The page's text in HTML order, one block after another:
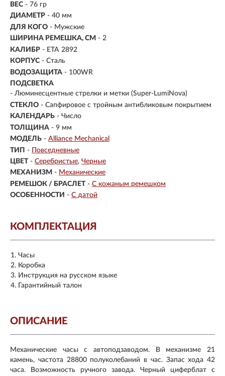
ВЕС - 76 гр
ДИАМЕТР - 40 мм
ДЛЯ КОГО - Мужские
ШИРИНА РЕМЕШКА, СМ - 2
КАЛИБР - ETA 2892
КОРПУС - Сталь
ВОДОЗАЩИТА - 100WR
ПОДСВЕТКА
- Люминесцентные стрелки и метки (Super-LumiNova)
СТЕКЛО - Сапфировое с тройным антибликовым покрытием
КАЛЕНДАРЬ - Число
ТОЛЩИНА - 9 мм
МОДЕЛЬ - Alliance Mechanical
ТИП - Повседневные
ЦВЕТ - Серебристые Черные
МЕХАНИЗМ - Механические
РЕМЕШОК / БРАСЛЕТ - С кожаным ремешком
ОСОБЕННОСТИ - С датой
КОМПЛЕКТАЦИЯ
Часы
Коробка
Инструкция на русском языке
Гарантийный талон
ОПИСАНИЕ
Механические часы с автоподзаводом. В механизме 21
камень, частота 28800 полуколебаний в час. Запас хода 42
часа. Возможность ручного завода. Черный циферблат с